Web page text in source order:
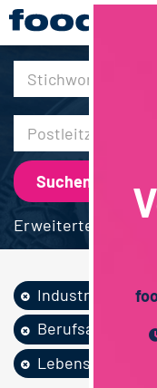
Erweiterte Suche
Industrie